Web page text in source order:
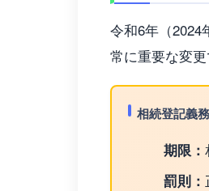
令和6年（2024
常に重要な変更
相続登記義
期限：
罰則：